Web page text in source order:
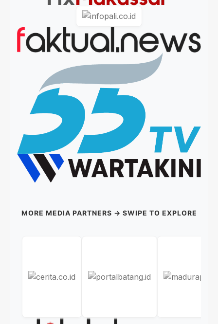
MORE MEDIA PARTNERS → SWIPE TO EXPLORE